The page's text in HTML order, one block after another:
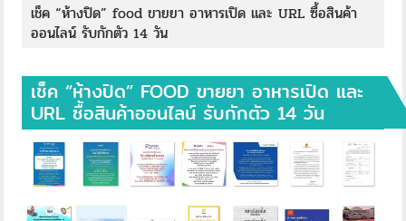
เช็ค “ห้างปิด” food ขายยา อาหารเปิด และ URL ซื้อสินค้า
ออนไลน์ รับกักตัว 14 วัน
เช็ค “ห้างปิด” FOOD ขายยา อาหารเปิด และ
URL ซื้อสินค้าออนไลน์ รับกักตัว 14 วัน